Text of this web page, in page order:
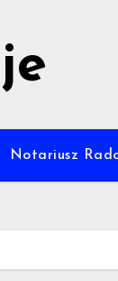
Notariusz